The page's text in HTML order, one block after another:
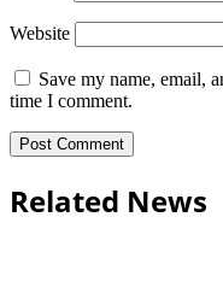
Website
Save my name, email,
time I comment.
Related News